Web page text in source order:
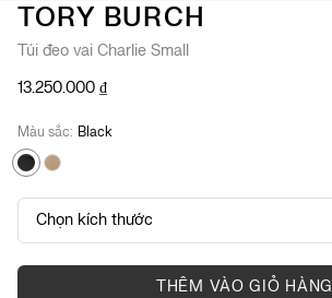
Chuyển
đến
phần
của
viện
hình
TORY BURCH
Túi đeo vai Charlie Small
13.250.000 ₫
Màu sắc Black
Chọn kích thước
ONE SIZE
THÊM VÀO GIỎ HÀNG